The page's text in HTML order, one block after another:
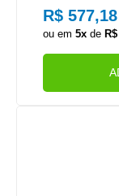
R$
ou em5x de